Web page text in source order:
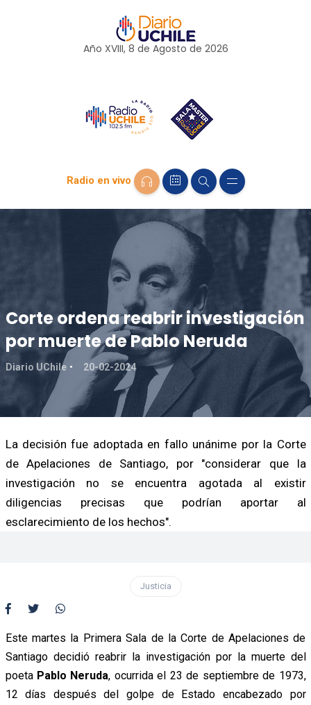
Año XVIII, 8 de Agosto de 2026
Radio en vivo
Corte ordena reabrir investigación
por muerte de Pablo Neruda
Diario UChile 20-02-2024
La decisión fue adoptada en fallo unánime por la Corte
de Apelaciones de Santiago, por "considerar que la
investigación no se encuentra agotada al existir
diligencias precisas que podrían aportar al
esclarecimiento de los hechos".
Justicia
Este martes la Primera Sala de la Corte de Apelaciones de
Santiago decidió reabrir la investigación por la muerte del
poeta Pablo Neruda, ocurrida el 23 de septiembre de 1973,
12 días después del golpe de Estado encabezado por